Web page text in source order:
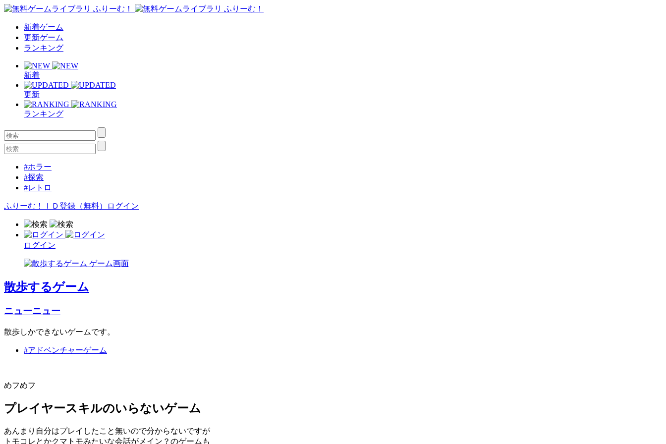
新着ゲーム
更新ゲーム
ランキング
新着
更新
ランキング
#ホラー
#探索
#レトロ
ふりーむ！ＩＤ登録（無料） ログイン
ログイン
散歩するゲーム
ニューニュー
散歩しかできないゲームです。
#アドベンチャーゲーム
めフめフ
プレイヤースキルのいらないゲーム
あんまり自分はプレイしたこと無いので分からないですが
トモコレとかクマトモみたいな会話がメイン？のゲームも